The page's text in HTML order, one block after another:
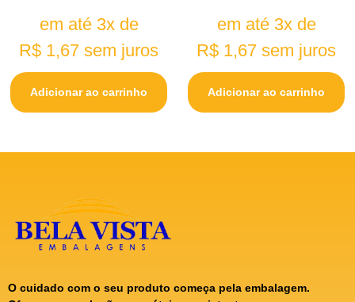
em até 3x de
R$ 1,67 sem juros
Adicionar ao carrinho
em até 3x de
R$ 1,67 sem juros
Adicionar ao carrinho
O cuidado com o seu produto começa pela embalagem.